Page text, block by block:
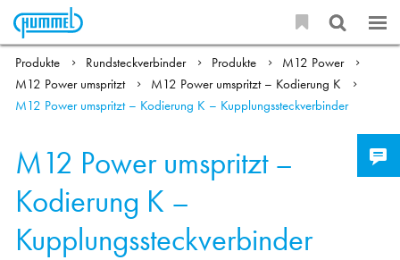
Produkte Rundsteckverbinder Produkte
M12 Power
M12 Power umspritzt
M12 Power umspritzt – Kodierung K
M12 Power umspritzt – Kodierung K – Kupplungssteckverbinder
M12 Power umspritzt –
Kodierung K –
Kupplungssteckverbinder